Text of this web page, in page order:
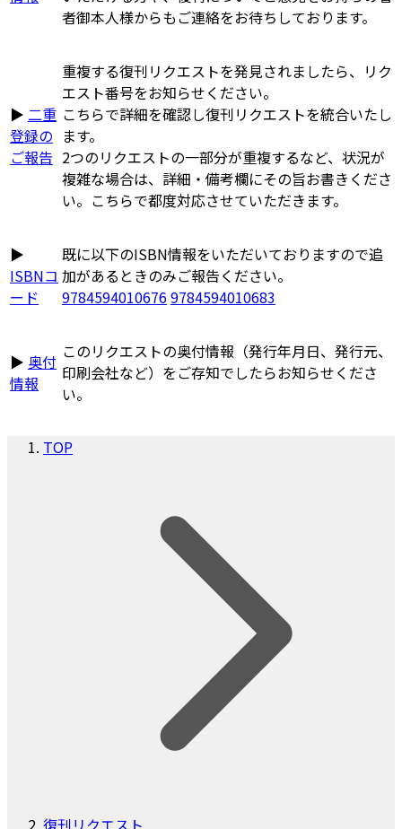
者御本人様からもご連絡をお待ちしております。
▶ 二重
登録の
ご報告
重複する復刊リクエストを発見されましたら、リク
エスト番号をお知らせください。
こちらで詳細を確認し復刊リクエストを統合いたし
ます。
2つのリクエストの一部分が重複するなど、状況が
複雑な場合は、詳細・備考欄にその旨お書きくださ
い。こちらで都度対応させていただきます。
▶
ISBNコ
ード
既に以下のISBN情報をいただいておりますので追
加があるときのみご報告ください。
97845940106769784594010683
▶ 奥付
情報
このリクエストの奥付情報（発行年月日、発行元、
印刷会社など）をご存知でしたらお知らせくださ
い。
TOP
復刊リクエスト